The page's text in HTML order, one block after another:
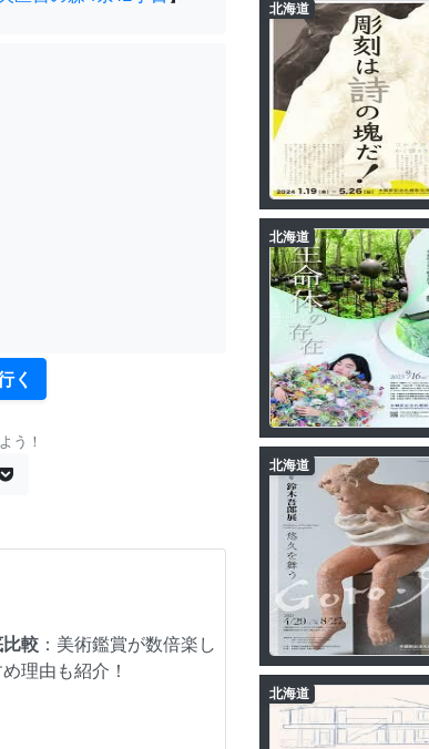
く
う！
較 ：美術鑑賞が数倍楽し
理由も紹介！
北海道
北海道
北海道
北海道